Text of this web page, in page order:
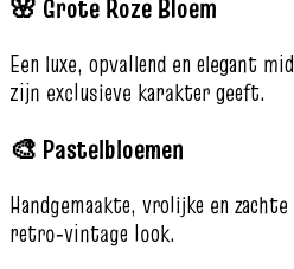
Een luxe, opvallend en elegant
zijn exclusieve karakter geeft.
🎨 Pastelbloemen
Handgemaakte, vrolijke en
retro‑vintage look.